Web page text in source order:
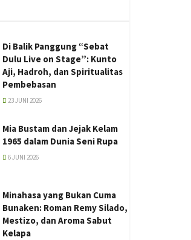
Di Balik Panggung “Sebat
Dulu Live on Stage”: Kunto
Aji, Hadroh, dan Spiritualitas
Pembebasan
23 JUNI 2026
Mia Bustam dan Jejak Kelam
1965 dalam Dunia Seni Rupa
6 JUNI 2026
Minahasa yang Bukan Cuma
Bunaken: Roman Remy Silado,
Mestizo, dan Aroma Sabut
Kelapa